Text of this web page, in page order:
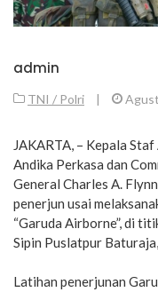
admin
TNI / Polri |
JAKARTA, – Kepala
Andika Perkasa dan
General Charles A.
penerjun usai
“Garuda Airborne”, di
Sipin Puslatpur
Latihan penerjunan